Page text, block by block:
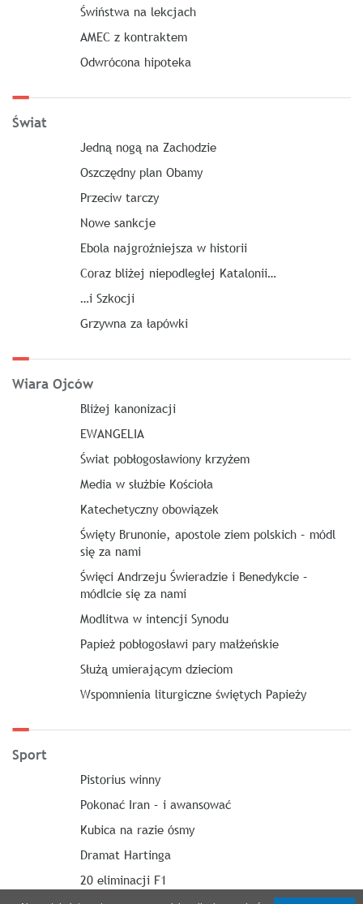
Świństwa na lekcjach
AMEC z kontraktem
Odwrócona hipoteka
Świat
Jedną nogą na Zachodzie
Oszczędny plan Obamy
Przeciw tarczy
Nowe sankcje
Ebola najgroźniejsza w historii
Coraz bliżej niepodległej Katalonii…
…i Szkocji
Grzywna za łapówki
Wiara Ojców
Bliżej kanonizacji
EWANGELIA
Świat pobłogosławiony krzyżem
Media w służbie Kościoła
Katechetyczny obowiązek
Święty Brunonie, apostole ziem polskich – módl
się za nami
Święci Andrzeju Świeradzie i Benedykcie –
módlcie się za nami
Modlitwa w intencji Synodu
Papież pobłogosławi pary małżeńskie
Służą umierającym dzieciom
Wspomnienia liturgiczne świętych Papieży
Sport
Pistorius winny
Pokonać Iran – i awansować
Kubica na razie ósmy
Dramat Hartinga
20 eliminacji F1